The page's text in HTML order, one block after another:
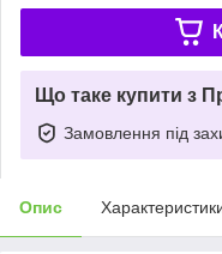
Що таке купити з
Замовлення під
Опис